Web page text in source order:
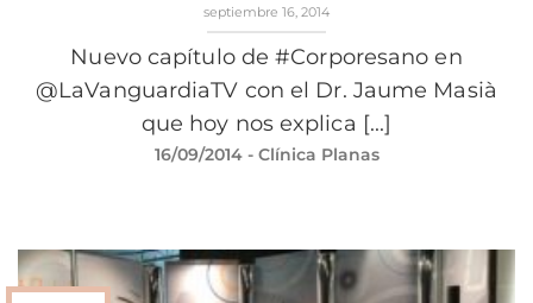
septiembre 16, 2014
Nuevo capítulo de #Corporesano en
@LaVanguardiaTV con el Dr. Jaume Masià
que hoy nos explica [...]
16/09/2014- Clínica Planas